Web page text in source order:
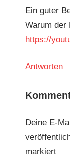
Ein guter
Warum der
https://
Antworten
Deine E-
markiert